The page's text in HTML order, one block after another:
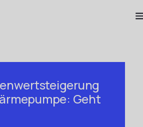
Geht